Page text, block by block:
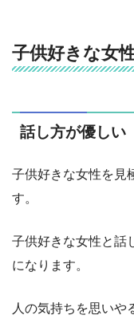
子供好きな女
話し方が優しい
子供好きな女性を見
す。
子供好きな女性と話
になります。
人の気持ちを思いや